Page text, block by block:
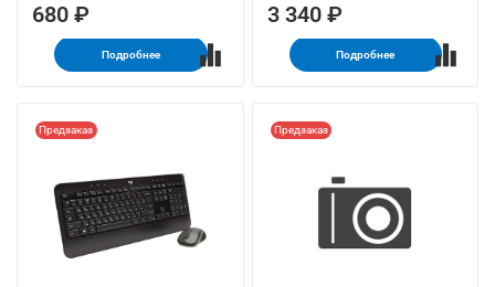
680 ₽
Подробнее
3 340 ₽
Подробнее
Предзаказ Предзаказ